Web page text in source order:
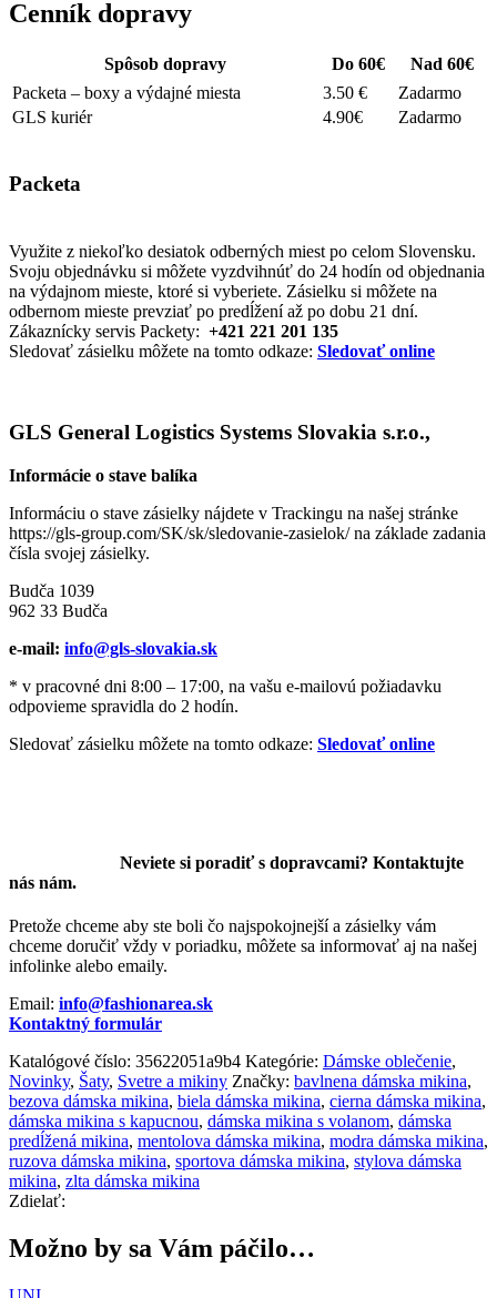
Cenník dopravy
Spôsob dopravy Do 60€
Nad 60€
Packeta – boxy a výdajné miesta
3.50 €
Zadarmo
GLS kuriér
4.90€ Zadarmo
Packeta
Využite z niekoľko desiatok odberných miest po celom Slovensku.
Svoju objednávku si môžete vyzdvihnúť do 24 hodín od objednania
na výdajnom mieste, ktoré si vyberiete. Zásielku si môžete na
odbernom mieste prevziať po predĺžení až po dobu 21 dní.
Zákaznícky servis Packety: +421 221 201 135
Sledovať zásielku môžete na tomto odkaze: Sledovať online
GLS General Logistics Systems Slovakia s.r.o.,
Informácie o stave balíka
Informáciu o stave zásielky nájdete v Trackingu na našej stránke
https://gls-group.com/SK/sk/sledovanie-zasielok/ na základe zadania
čísla svojej zásielky.
Budča 1039
962 33 Budča
e-mail: info@gls-slovakia.sk
* v pracovné dni 8:00 – 17:00, na vašu e-mailovú požiadavku
odpovieme spravidla do 2 hodín.
Sledovať zásielku môžete na tomto odkaze: Sledovať online
Neviete si poradiť s dopravcami? Kontaktujte
nás nám.
Pretože chceme aby ste boli čo najspokojnejší a zásielky vám
chceme doručiť vždy v poriadku, môžete sa informovať aj na našej
infolinke alebo emaily.
Email: info@fashionarea.sk
Kontaktný formulár
Katalógové číslo: 35622051a9b4 Kategórie: Dámske oblečenie,
Novinky, Šaty, Svetre a mikiny Značky: bavlnena dámska mikina,
bezova dámska mikina, biela dámska mikina, cierna dámska mikina,
dámska mikina s kapucnou, dámska mikina s volanom, dámska
predĺžená mikina, mentolova dámska mikina, modra dámska mikina,
ruzova dámska mikina, sportova dámska mikina, stylova dámska
mikina, zlta dámska mikina
Zdielať:
Možno by sa Vám páčilo…